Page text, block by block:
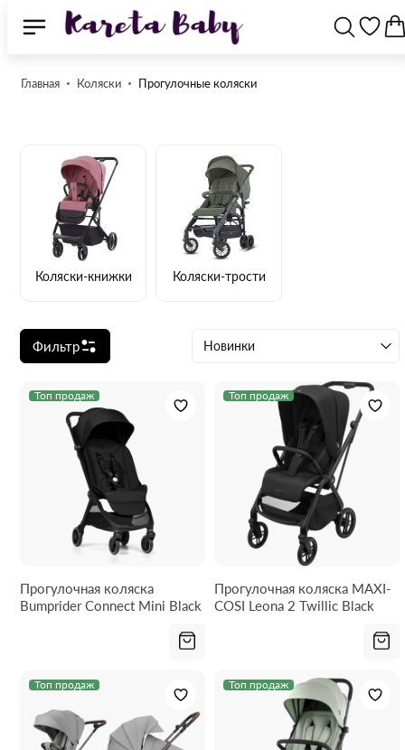
Главная Коляски Прогулочные коляски
Коляски-книжки Коляски-трости
Фильтр Новинки
Топ продаж
Прогулочная коляска
Bumprider Connect Mini Black
Топ продаж
Прогулочная коляска MAXI-
COSI Leona 2 Twillic Black
Топ продаж Топ продаж